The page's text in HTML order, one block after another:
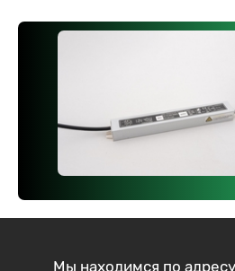
Мы находимся по